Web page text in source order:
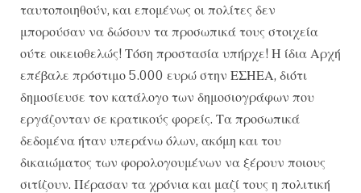
ταυτοποιηθούν, και επομένως οι πολίτες δεν
μπορούσαν να δώσουν τα προσωπικά τους στοιχεία
ούτε οικειοθελώς! Τόση προστασία υπήρχε! Η ίδια Αρχή
επέβαλε πρόστιμο 5.000 ευρώ στην ΕΣΗΕΑ, διότι
δημοσίευσε τον κατάλογο των δημοσιογράφων που
εργάζονταν σε κρατικούς φορείς. Τα προσωπικά
δεδομένα ήταν υπεράνω όλων, ακόμη και του
δικαιώματος των φορολογουμένων να ξέρουν ποιους
σιτίζουν. Πέρασαν τα χρόνια και μαζί τους η πολιτική